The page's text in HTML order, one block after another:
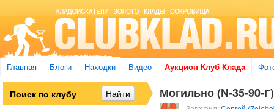
Главная Блоги Находки Видео Аукцион Клуб Клада
Могильно (N-35-90-